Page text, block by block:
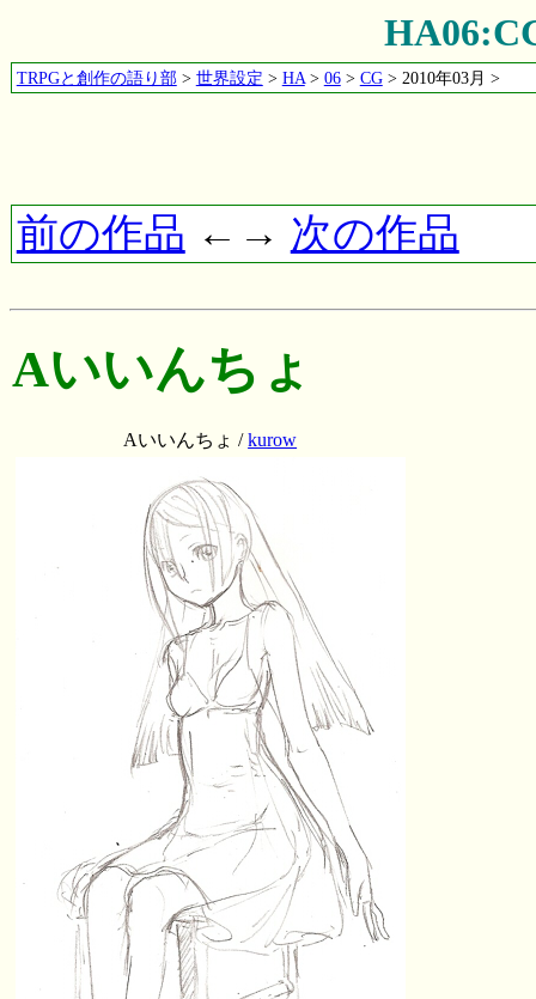
TRPGと創作の語り部> 世界設定 > HA> 06> CG> 2010年03月 >
前の作品 ←→ 次の作品
Aいいんちょ
Aいいんちょ /kurow